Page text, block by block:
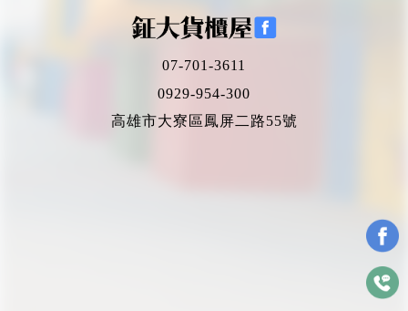
07-701-3611
0929-954-300
高雄市大寮區鳳屏二路55號